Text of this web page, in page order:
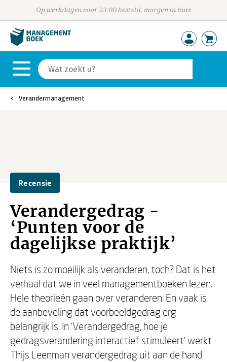
Op werkdagen voor 23:00 besteld, morgen in huis
Verandermanagement
Recensie
Verandergedrag -
‘Punten voor de
dagelijkse praktijk’
Niets is zo moeilijk als veranderen, toch? Dat is het
verhaal dat we in veel managementboeken lezen.
Hele theorieën gaan over veranderen. En vaak is
de aanbeveling dat voorbeeldgedrag erg
belangrijk is. In ‘Verandergedrag, hoe je
gedragsverandering interactief stimuleert’ werkt
Thijs Leenman verandergedrag uit aan de hand